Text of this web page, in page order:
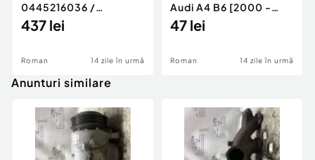
0445216036 /
780542302 3.0 d 313
437 lei
Roman 14 zile în urmă
Audi A4 B6 [2000 -
2005]
47 lei
Roman 14 zile în urmă
Anunturi similare